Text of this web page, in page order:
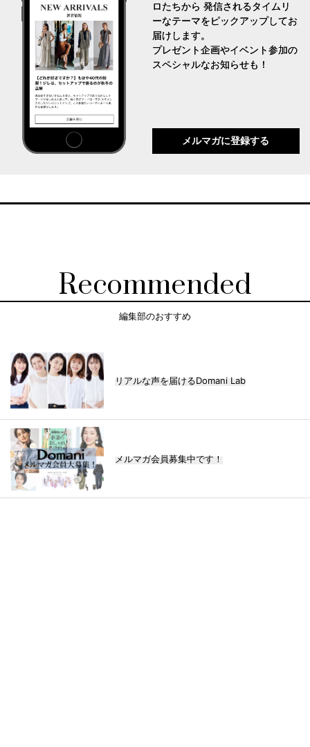
ロたちから 発信されるタイムリ
ーなテーマをピックアップしてお
届けします。
プレゼント企画やイベント参加の
スペシャルなお知らせも！
メルマガに登録する
Recommended
編集部のおすすめ
リアルな声を届けるDomani Lab
メルマガ会員募集中です！